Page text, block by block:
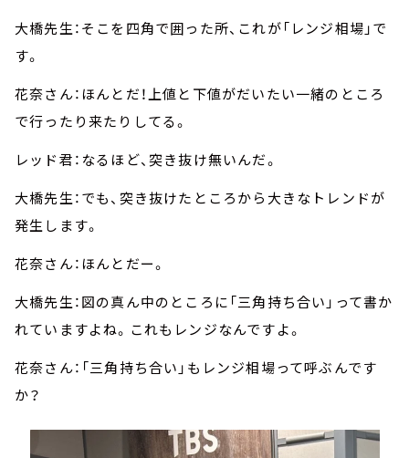
大橋先生：そこを四角で囲った所、これが「レンジ相場」で
す。
花奈さん：ほんとだ！上値と下値がだいたい一緒のところ
で行ったり来たりしてる。
レッド君：なるほど、突き抜け無いんだ。
大橋先生：でも、突き抜けたところから大きなトレンドが
発生します。
花奈さん：ほんとだー。
大橋先生：図の真ん中のところに「三角持ち合い」って書か
れていますよね。これもレンジなんですよ。
花奈さん：「三角持ち合い」もレンジ相場って呼ぶんです
か？